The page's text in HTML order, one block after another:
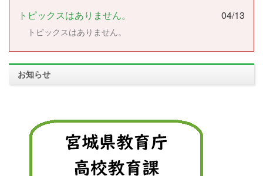
トピックスはありません。 04/13
トピックスはありません。
お知らせ